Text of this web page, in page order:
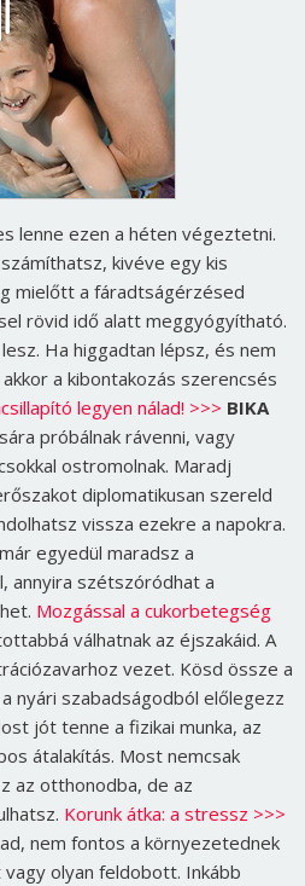
lenne ezen a héten végeztetni.
kivéve egy kis
mielőtt a fáradtságérzésed
rövid idő alatt meggyógyítható.
Ha higgadtan lépsz, és nem
a kibontakozás szerencsés
legyen nálad! >>> BIKA
próbálnak rávenni, vagy
ostromolnak. Maradj
diplomatikusan szereld
vissza ezekre a napokra.
egyedül maradsz a
annyira szétszóródhat a
Mozgással a cukorbetegség
válhatnak az éjszakáid. A
vezet. Kösd össze a
nyári szabadságodból előlegezz
jót tenne a fizikai munka, az
átalakítás. Most nemcsak
az otthonodba, de az
Korunk átka: a stressz >>>
nem fontos a környezetednek
olyan feldobott. Inkább